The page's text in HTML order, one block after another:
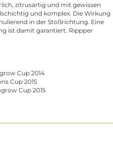
zitrusartig und mit gewissen
und komplex. Die Wirkung
in der Stoßrichtung. Eine
ist damit garantiert. Rippper
Cup 2014
Cup 2015
Cup 2015